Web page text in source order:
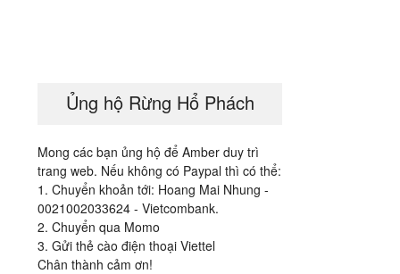
Ủng hộ Rừng Hổ Phách
Mong các bạn ủng hộ để Amber duy trì
trang web. Nếu không có Paypal thì có thể:
1. Chuyển khoản tới: Hoang Mai Nhung -
0021002033624 - Vietcombank.
2. Chuyển qua Momo
3. Gửi thẻ cào điện thoại Viettel
Chân thành cảm ơn!